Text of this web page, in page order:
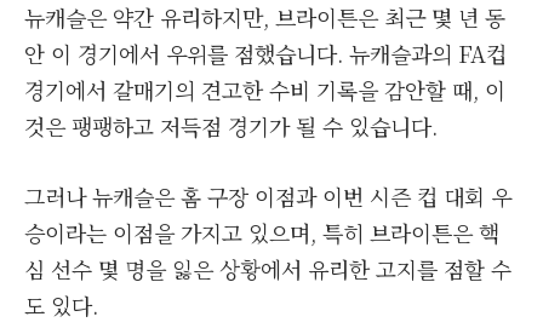
뉴캐슬은 약간 유리하지만, 브라이튼은 최근 몇 년 동
안 이 경기에서 우위를 점했습니다. 뉴캐슬과의 FA컵
경기에서 갈매기의 견고한 수비 기록을 감안할 때, 이
것은 팽팽하고 저득점 경기가 될 수 있습니다.
그러나 뉴캐슬은 홈 구장 이점과 이번 시즌 컵 대회 우
승이라는 이점을 가지고 있으며, 특히 브라이튼은 핵
심 선수 몇 명을 잃은 상황에서 유리한 고지를 점할 수
도 있다.